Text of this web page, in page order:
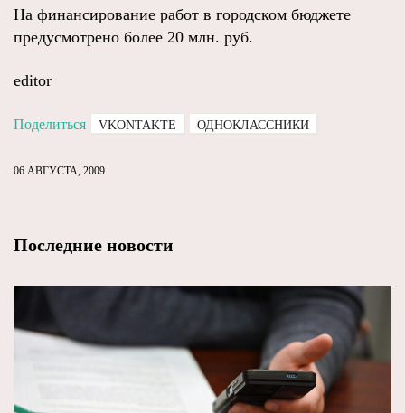
На финансирование работ в городском бюджете
предусмотрено более 20 млн. руб.
editor
Поделиться VKONTAKTE ОДНОКЛАССНИКИ
06 АВГУСТА, 2009
Последние новости